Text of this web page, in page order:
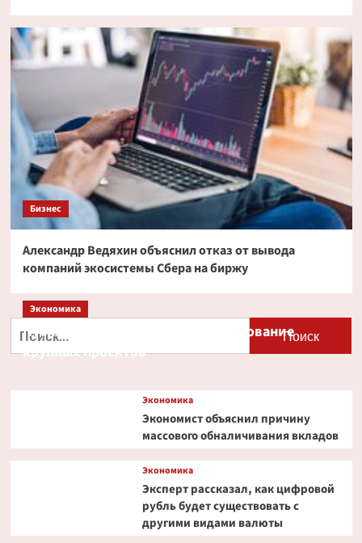
Бизнес
Александр Ведяхин объяснил отказ от вывода
компаний экосистемы Сбера на биржу
Экономика
Путин и Костин обсудили кредитование
крупных проектов
Экономика
Экономист объяснил причину
массового обналичивания вкладов
Экономика
Эксперт рассказал, как цифровой
рубль будет существовать с
другими видами валюты